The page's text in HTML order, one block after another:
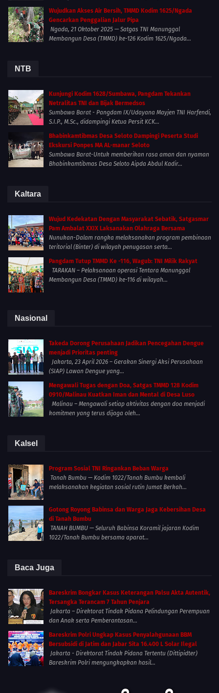
Wujudkan Akses Air Bersih, TMMD Kodim 1625/Ngada
Gencarkan Penggalian Jalur Pipa
Ngada, 21 Oktober 2025 — Satgas TNI Manunggal
Membangun Desa (TMMD) ke-126 Kodim 1625/Ngada...
NTB
Kunjungi Kodim 1628/Sumbawa, Pangdam Tekankan
Netralitas TNI dan Bijak Bermedsos
Sumbawa Barat - Pangdam IX/Udayana Mayjen TNI Harfendi,
S.I.P., M.Sc., didampingi Ketua Persit KCK...
Bhabinkamtibmas Desa Seloto Dampingi Peserta Studi
Ekskursi Ponpes MA AL-manar Seloto
Sumbawa Barat-Untuk memberikan rasa aman dan nyaman
Bhabinkamtibmas Desa Seloto Aipda Abdul Kadir...
Kaltara
Wujud Kedekatan Dengan Masyarakat Sebatik, Satgasmar
Pam Ambalat XXIX Laksanakan Olahraga Bersama
Nunukan-Dalam rangka melaksanakan program pembinaan
teritorial (Binter) di wilayah penugasan serta...
Pangdam Tutup TMMD Ke -116, Wagub: TNI Milik Rakyat
TARAKAN – Pelaksanaan operasi Tentara Manunggal
Membangun Desa (TMMD) ke-116 di wilayah...
Nasional
Takeda Dorong Perusahaan Jadikan Pencegahan Dengue
menjadi Prioritas penting
Jakarta, 23 April 2026 – Gerakan Sinergi Aksi Perusahaan
(SIAP) Lawan Dengue yang...
Mengawali Tugas dengan Doa, Satgas TMMD 128 Kodim
0910/Malinau Kuatkan Iman dan Mental di Desa Luso
Malinau – Mengawali setiap aktivitas dengan doa menjadi
komitmen yang terus dijaga oleh...
Kalsel
Program Sosial TNI Ringankan Beban Warga
Tanah Bumbu — Kodim 1022/Tanah Bumbu kembali
melaksanakan kegiatan sosial rutin Jumat Berkah...
Gotong Royong Babinsa dan Warga Jaga Kebersihan Desa
di Tanah Bumbu
TANAH BUMBU — Seluruh Babinsa Koramil jajaran Kodim
1022/Tanah Bumbu bersama aparat...
Baca Juga
Bareskrim Bongkar Kasus Keterangan Palsu Akta Autentik,
Tersangka Terancam 7 Tahun Penjara
Jakarta – Direktorat Tindak Pidana Pelindungan Perempuan
dan Anak serta Pemberantasan...
Bareskrim Polri Ungkap Kasus Penyalahgunaan BBM
Bersubsidi di Jatim dan Jabar Sita 16.400 L Solar Ilegal
Jakarta - Direktorat Tindak Pidana Tertentu (Dittipidter)
Bareskrim Polri mengungkapkan hasil...